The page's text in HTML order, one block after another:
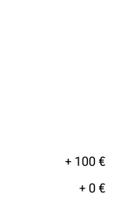
+ 100 €
+ 0 €